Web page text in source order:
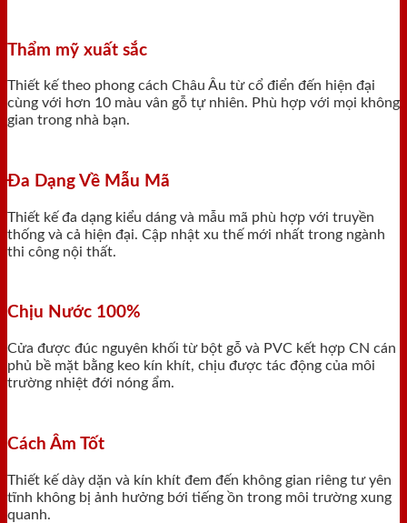
Thẩm mỹ xuất sắc
Thiết kế theo phong cách Châu Âu từ cổ điển đến hiện đại
cùng với hơn 10 màu vân gỗ tự nhiên. Phù hợp với mọi không
gian trong nhà bạn.
Đa Dạng Về Mẫu Mã
Thiết kế đa dạng kiểu dáng và mẫu mã phù hợp với truyền
thống và cả hiện đại. Cập nhật xu thế mới nhất trong ngành
thi công nội thất.
Chịu Nước 100%
Cửa được đúc nguyên khối từ bột gỗ và PVC kết hợp CN cán
phủ bề mặt bằng keo kín khít, chịu được tác động của môi
trường nhiệt đới nóng ẩm.
Cách Âm Tốt
Thiết kế dày dặn và kín khít đem đến không gian riêng tư yên
tĩnh không bị ảnh hưởng bới tiếng ồn trong môi trường xung
quanh.